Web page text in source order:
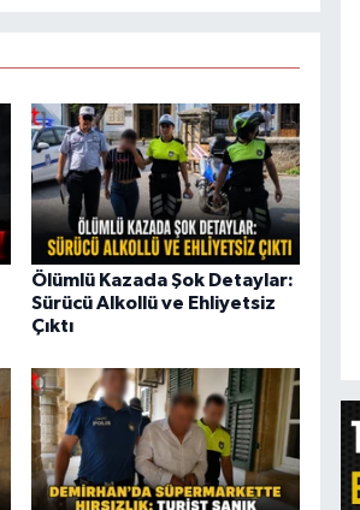
Ölümlü Kazada Şok Detaylar:
Sürücü Alkollü ve Ehliyetsiz
Çıktı